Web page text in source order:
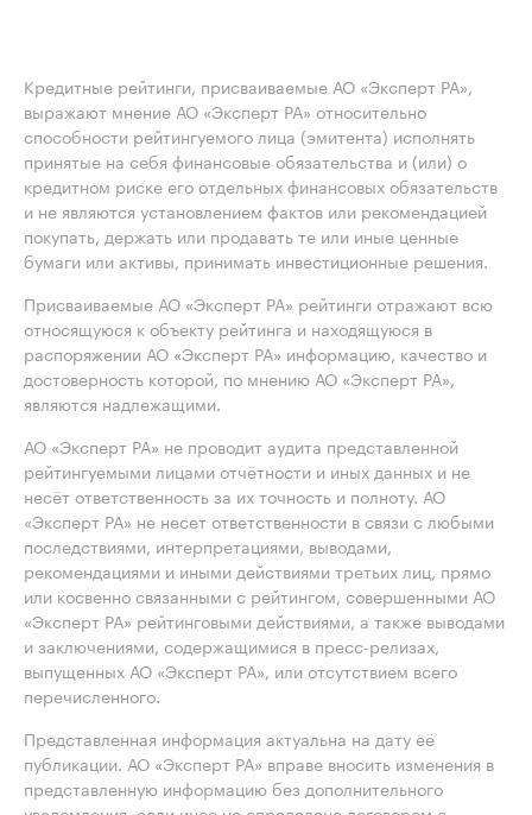
Кредитные рейтинги, присваиваемые АО «Эксперт РА»,
выражают мнение АО «Эксперт РА» относительно
способности рейтингуемого лица (эмитента) исполнять
принятые на себя финансовые обязательства и (или) о
кредитном риске его отдельных финансовых обязательств
и не являются установлением фактов или рекомендацией
покупать, держать или продавать те или иные ценные
бумаги или активы, принимать инвестиционные решения.
Присваиваемые АО «Эксперт РА» рейтинги отражают всю
относящуюся к объекту рейтинга и находящуюся в
распоряжении АО «Эксперт РА» информацию, качество и
достоверность которой, по мнению АО «Эксперт РА»,
являются надлежащими.
АО «Эксперт РА» не проводит аудита представленной
рейтингуемыми лицами отчётности и иных данных и не
несёт ответственность за их точность и полноту. АО
«Эксперт РА» не несет ответственности в связи с любыми
последствиями, интерпретациями, выводами,
рекомендациями и иными действиями третьих лиц, прямо
или косвенно связанными с рейтингом, совершенными АО
«Эксперт РА» рейтинговыми действиями, а также выводами
и заключениями, содержащимися в пресс-релизах,
выпущенных АО «Эксперт РА», или отсутствием всего
перечисленного.
Представленная информация актуальна на дату её
публикации. АО «Эксперт РА» вправе вносить изменения в
представленную информацию без дополнительного